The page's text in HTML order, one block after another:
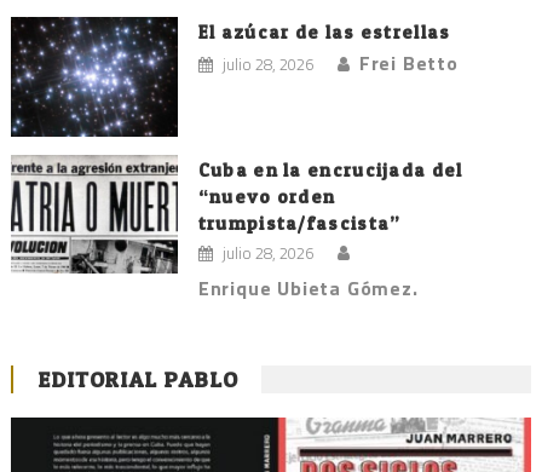
El azúcar de las estrellas
julio 28, 2026 Frei Betto
Cuba en la encrucijada del
“nuevo orden
trumpista/fascista”
julio 28, 2026
Enrique Ubieta Gómez.
EDITORIAL PABLO